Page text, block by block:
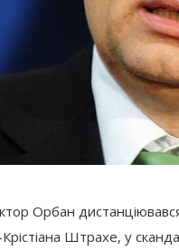
Орбан
Штрахе, у